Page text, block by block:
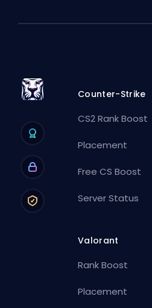
Counter-Strike
CS2 Rank Boost
Placement
Free CS Boost
Server Status
Valorant
Rank Boost
Placement